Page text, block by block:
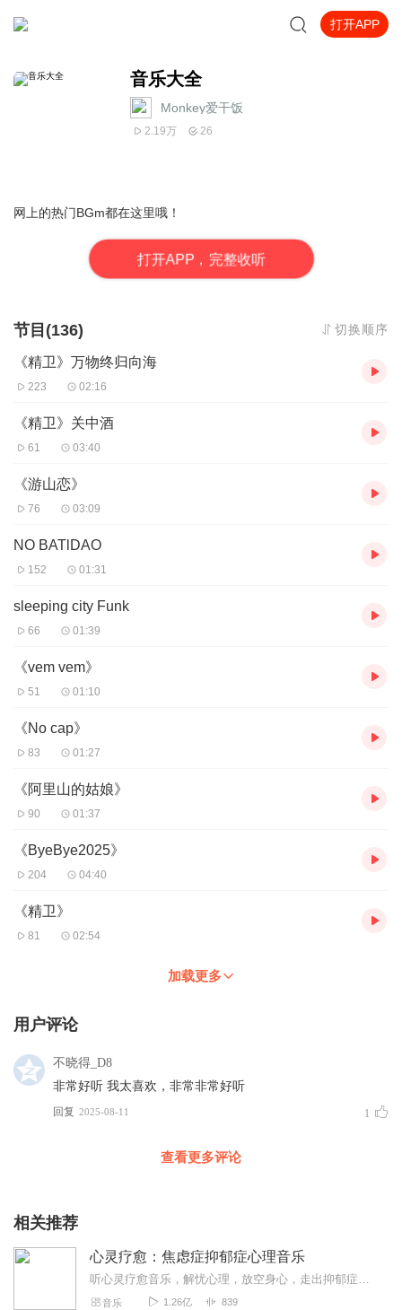
打开APP
音乐大全
Monkey爱干饭
2.19万 26
网上的热门BGm都在这里哦！
打开APP，完整收听
节目(136) 切换顺序
《精卫》万物终归向海
223 02:16
《精卫》关中酒
61 03:40
《游山恋》
76 03:09
NO BATlDAO
152 01:31
sleeping city Funk
66 01:39
《vem vem》
51 01:10
《No cap》
83 01:27
《阿里山的姑娘》
90 01:37
《ByeBye2025》
204 04:40
《精卫》
81 02:54
加载更多
用户评论
不晓得_D8
非常好听 我太喜欢，非常非常好听
回复 2025-08-11 1
查看更多评论
相关推荐
心灵疗愈：焦虑症抑郁症心理音乐
听心灵疗愈音乐，解忧心理，放空身心，走出抑郁症、焦虑症、恐惧症等情绪困扰。疗愈音乐=心灵养生最有效的聆听建议：步骤一、选择安静的环境，闭目静卧或坐。步骤二、根据...
音乐 1.26亿 839